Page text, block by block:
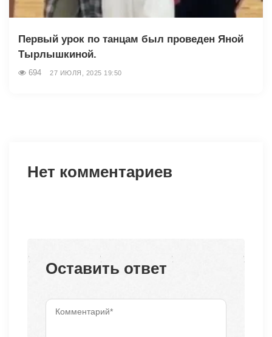
Первый урок по танцам был проведен Яной
Тырлышкиной.
694 27 ИЮЛЯ, 2025 19:50
Нет комментариев
Оставить ответ